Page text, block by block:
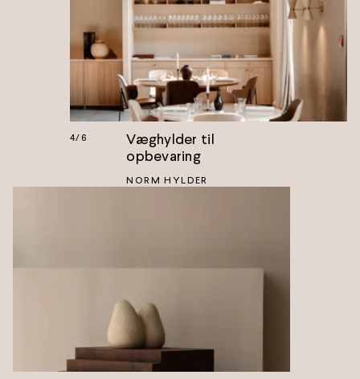
4/6
Væghylder til
opbevaring
NORM HYLDER